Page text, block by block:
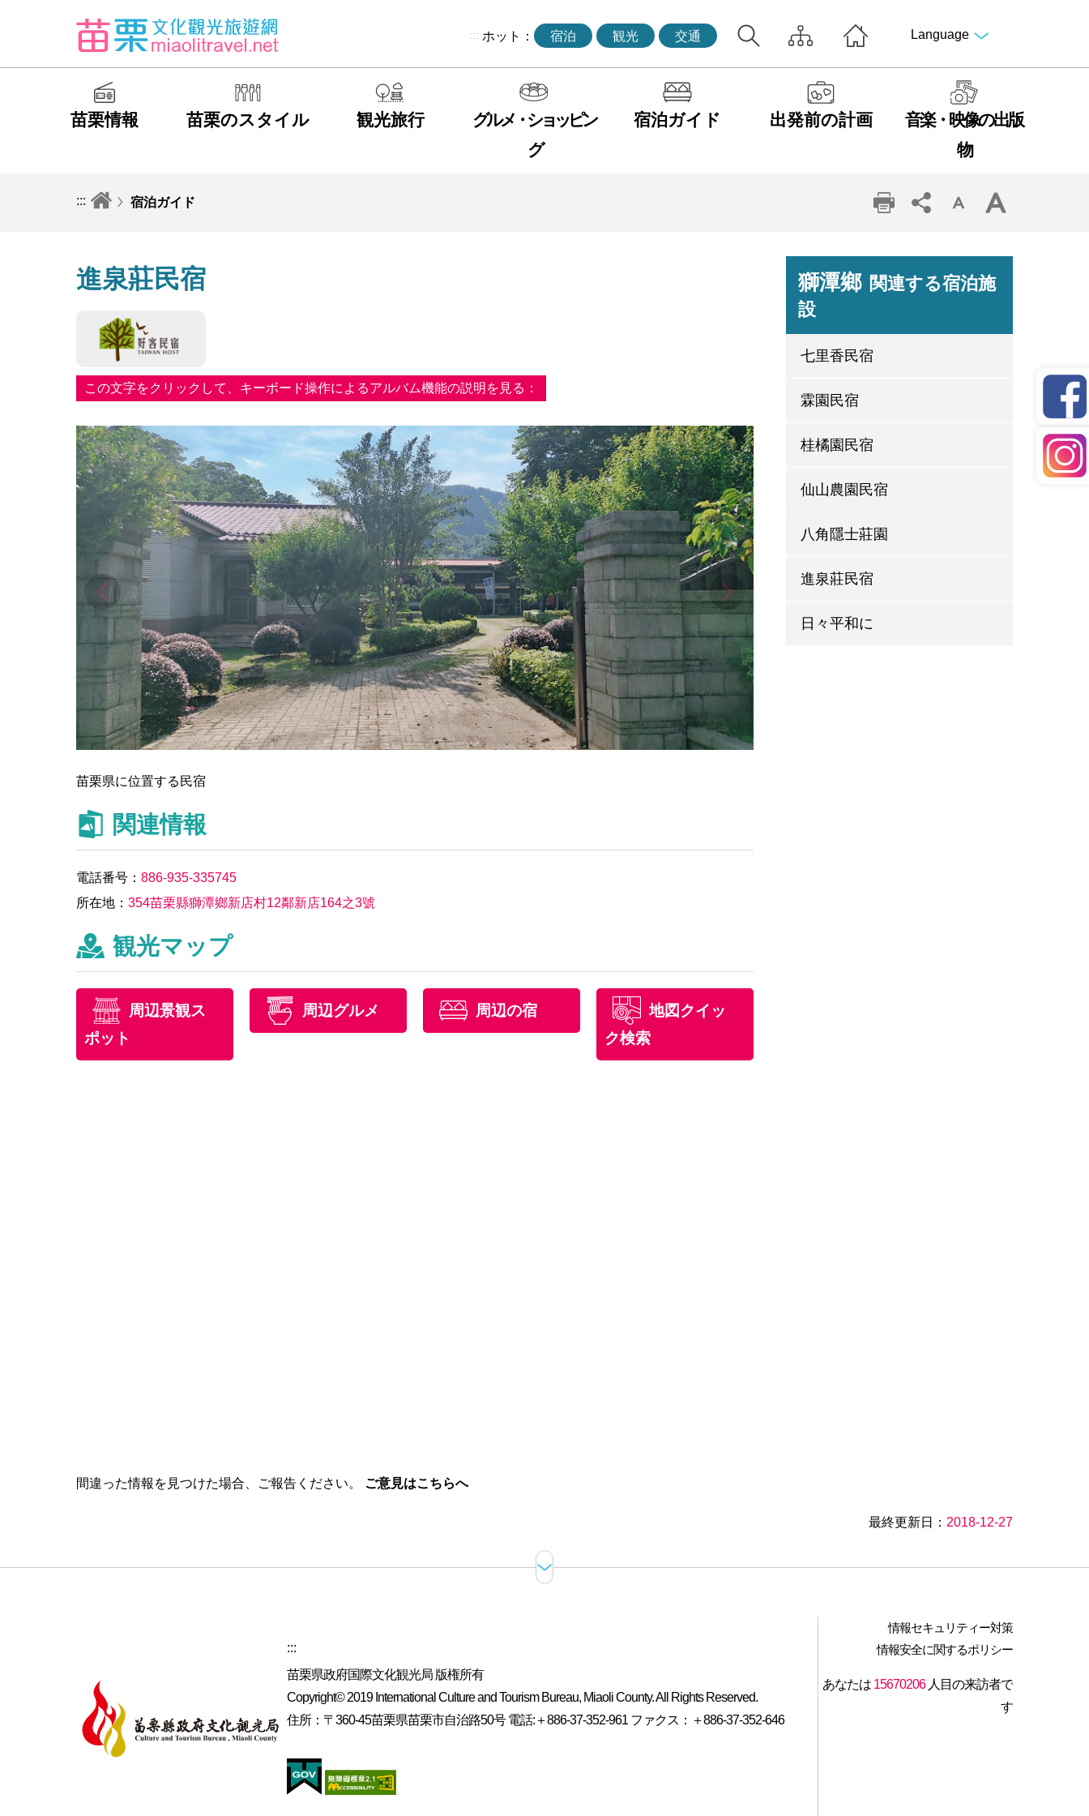
::: ホット： 宿泊 観光 交通 Language
苗栗情報 苗栗のスタイル 観光旅行
グルメ・ショッピン
グ
宿泊ガイド 出発前の計画
音楽・映像の出版
物
::: 宿泊ガイド
進泉莊民宿
この文字をクリックして、キーボード操作によるアルバム機能の説明を見る：
苗栗県に位置する民宿
関連情報
電話番号：886-935-335745
所在地：354苗栗縣獅潭鄉新店村12鄰新店164之3號
観光マップ
周辺景観ス
ポット
周辺グルメ 周辺の宿
地図クイッ
ク検索
獅潭鄉 関連する宿泊施
設
七里香民宿
霖園民宿
桂橘園民宿
仙山農園民宿
八角隱士莊園
進泉莊民宿
日々平和に
間違った情報を見つけた場合、ご報告ください。 ご意見はこちらへ
最終更新日： 2018-12-27
:::
苗栗県政府国際文化観光局 版権所有
Copyright© 2019 International Culture and Tourism Bureau, Miaoli County. All Rights Reserved.
住所：〒360-45苗栗県苗栗市自治路50号 電話:＋886-37-352-961 ファクス：＋886-37-352-646
情報セキュリティー対策
情報安全に関するポリシー
あなたは 15670206人目の来訪者で
す